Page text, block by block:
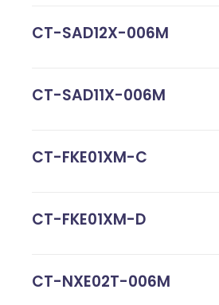
CT-SAD12X-006M
CT-SAD11X-006M
CT-FKE01XM-C
CT-FKE01XM-D
CT-NXE02T-006M